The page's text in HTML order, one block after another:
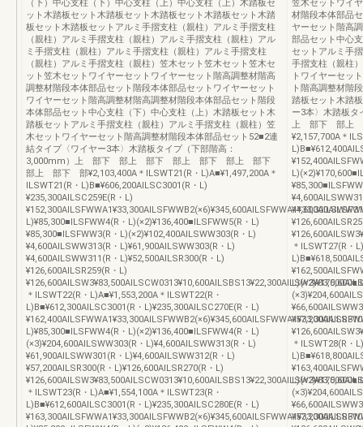
（下）中心支柱（下）中心支柱（上）中心支柱（上）木踏板セ
ット木踏板セット木踏板セット木踏板セット木踏板セット木踏
板セット木踏板セットアルミ手摺支柱（親柱）アルミ手摺支柱
（親柱）アルミ手摺支柱（親柱）アルミ手摺支柱（親柱）アル
ミ手摺支柱（親柱）アルミ手摺支柱（親柱）アルミ手摺支柱
（親柱）アルミ手摺支柱（親柱）笠木セット笠木セット笠木セ
ット笠木セットワイヤーセットワイヤーセット階高調整材階高
調整材階段本体部品セット階段本体部品セットワイヤーセット
ワイヤーセット階高調整材階高調整材階段本体部品セット階段
本体部品セット中心支柱（下）中心支柱（上）木踏板セット木
踏板セットアルミ手摺支柱（親柱）アルミ手摺支柱（親柱）笠
木セットワイヤーセット階高調整材階段本体部品セット52■2連
結タイプ〈ワイヤー3本〉木踏板タイプ（下部階高：
3,000mm）上 部下 部上 部下 部上 部下 部上 部下
部上 部下 部¥2,103,400A＊ILSWT21(R・L)A■¥1,497,200A＊
ILSWT21(R・L)B■¥606,200AILSC3001(R・L)
¥235,300AILSC259E(R・L)
L)¥85,300■ILSFWW4(R・L)(×2)¥136,400■ILSFWW5(R・L)
¥85,300■ILSFWW3(R・L)(×2)¥102,400AILSWW303(R・L)
¥4,600AILSWW313(R・L)¥61,900AILSWW303(R・L)
¥4,600AILSWW311(R・L)¥52,500AILSR300(R・L)
¥126,600AILSR259(R・L)
＊ILSWT22(R・L)A■¥1,553,200A＊ILSWT22(R・
L)B■¥612,300AILSC3001(R・L)¥235,300AILSC270E(R・L)
L)¥85,300■ILSFWW4(R・L)(×2)¥136,400■ILSFWW4(R・L)
(×3)¥204,600AILSWW303(R・L)¥4,600AILSWW313(R・L)
¥61,900AILSWW301(R・L)¥4,600AILSWW312(R・L)
¥57,200AILSR300(R・L)¥126,600AILSR270(R・L)
＊ILSWT23(R・L)A■¥1,554,100A＊ILSWT23(R・
L)B■¥612,600AILSC3001(R・L)¥235,300AILSC280E(R・L)
笠木セットワイ
材階段本体部品
ヤーセット階高
部品セット中心
セットアルミ手
手摺支柱（親柱
トワイヤーセッ
ト階高調整材階
踏板セット木踏
ー3本〉木踏板
上 部下 部上
¥2,157,700A＊
＊ILSWT27(R・
＊ILSWT28(R・